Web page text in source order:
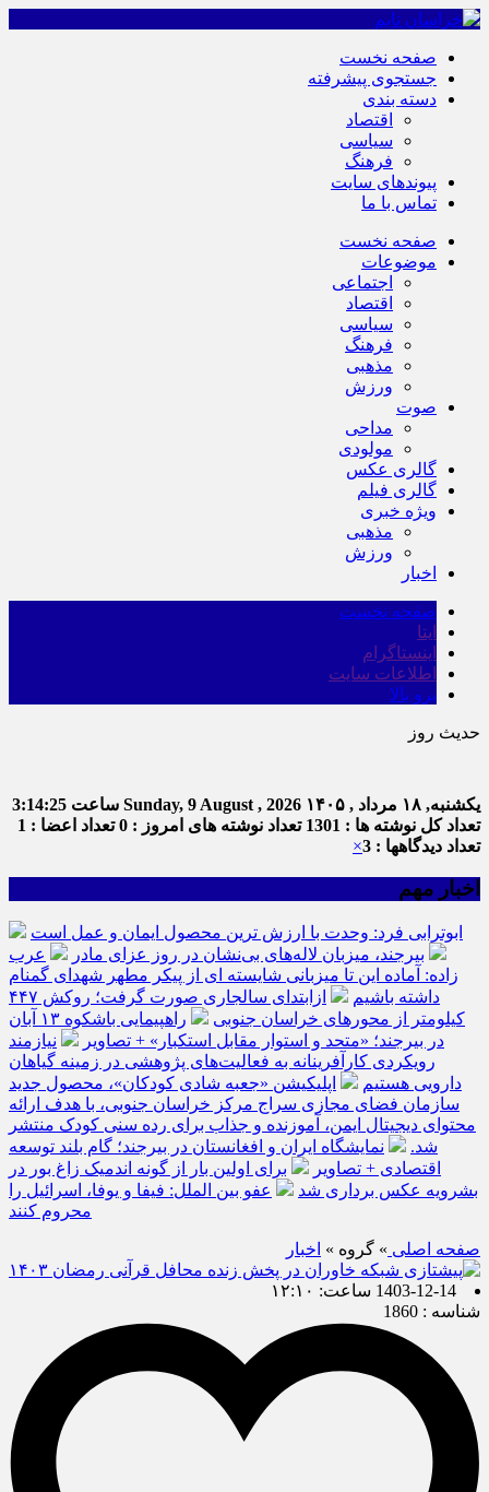
صفحه نخست
جستجوی پیشرفته
دسته بندی
اقتصاد
سیاسی
فرهنگ
پیوندهای سایت
تماس با ما
صفحه نخست
موضوعات
اجتماعی
اقتصاد
سیاسی
فرهنگ
مذهبی
ورزش
صوت
مداحی
مولودی
گالری عکس
گالری فیلم
ویژه خبری
مذهبی
ورزش
اخبار
صفحه نخست
ایتا
اینستاگرام
اطلاعات سایت
برو بالا
حدیث روز
یکشنبه, ۱۸ مرداد , ۱۴۰۵ Sunday, 9 August , 2026 ساعت 3:14:25
تعداد کل نوشته ها : 1301
تعداد نوشته های امروز : 0
تعداد اعضا : 1
تعداد دیدگاهها : 3
×
اخبار مهم
ابوترابی فرد: وحدت با ارزش ترین محصول ایمان و عمل است
بیرجند، میزبان لاله‌های بی‌نشان در روز عزای مادر
عرب
زاده: آماده این تا میزبانی شایسته ای از پیکر مطهر شهدای گمنام
داشته باشیم
ازابتدای سالجاری صورت گرفت؛ روکش ۴۴۷
کیلومتر از محورهای خراسان جنوبی
راهپیمایی باشکوه ۱۳ آبان
در بیرجند؛ «متحد و استوار مقابل استکبار» + تصاویر
نیازمند
رویکردی کارآفرینانه به فعالیت‌های پژوهشی در زمینه گیاهان
دارویی هستیم
اپلیکیشن «جعبه شادی کودکان»، محصول جدید
سازمان فضای مجازی سراج مرکز خراسان جنوبی، با هدف ارائه
محتوای دیجیتال ایمن، آموزنده و جذاب برای رده سنی کودک منتشر
شد.
نمایشگاه ایران و افغانستان در بیرجند؛ گام بلند توسعه
اقتصادی + تصاویر
برای اولین بار از گونه اندمیک زاغ بور در
بشرویه عکس برداری شد
عفو بین الملل: فیفا و یوفا، اسرائیل را
محروم کنند
صفحه اصلی » گروه » اخبار
1403-12-14 ساعت: ۱۲:۱۰
شناسه : 1860